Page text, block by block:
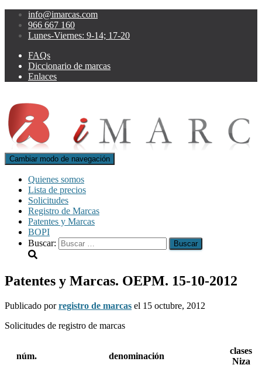
info@imarcas.com
966 667 160
Lunes-Viernes: 9-14; 17-20
FAQs
Diccionario de marcas
Enlaces
Cambiar modo de navegación
Quienes somos
Lista de precios
Solicitudes
Registro de Marcas
Patentes y Marcas
BOPI
Buscar:
Patentes y Marcas. OEPM. 15-10-2012
Publicado porregistro de marcas el 15 octubre, 2012
Solicitudes de registro de marcas
núm. denominación
clases
Niza